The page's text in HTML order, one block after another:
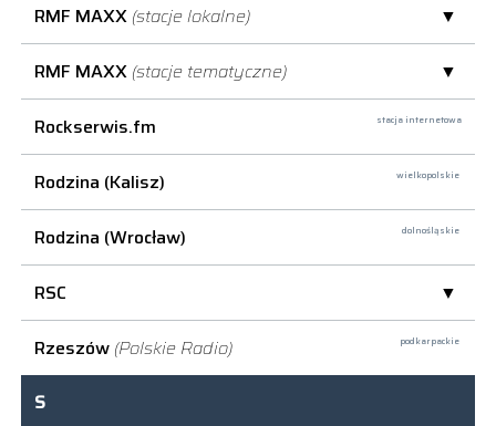
RMF MAXX (stacje lokalne)
RMF MAXX (stacje tematyczne)
Rockserwis.fm
stacja internetowa
Rodzina (Kalisz) wielkopolskie
Rodzina (Wrocław) dolnośląskie
RSC
Rzeszów (Polskie Radio) podkarpackie
S